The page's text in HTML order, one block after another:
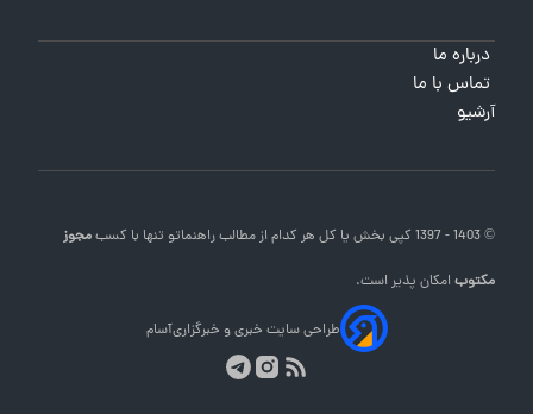
درباره ما
تماس با ما
آرشیو
© 1403 - 1397 کپی بخش یا کل هر کدام از مطالب راهنماتو تنها با کسبمجوز
مکتوبامکان پذیر است.
طراحی سایت خبری و خبرگزاریآسام